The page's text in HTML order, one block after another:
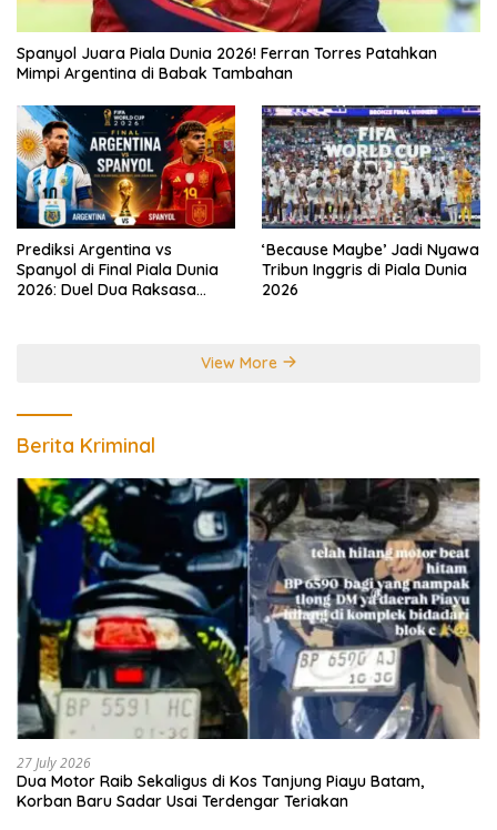
Spanyol Juara Piala Dunia 2026! Ferran Torres Patahkan
Mimpi Argentina di Babak Tambahan
Prediksi Argentina vs
Spanyol di Final Piala Dunia
2026: Duel Dua Raksasa
‘Because Maybe’ Jadi Nyawa
Tribun Inggris di Piala Dunia
2026
View More
Berita Kriminal
27 July 2026
Dua Motor Raib Sekaligus di Kos Tanjung Piayu Batam,
Korban Baru Sadar Usai Terdengar Teriakan